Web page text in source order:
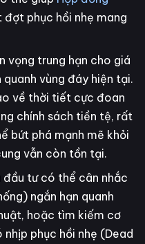
đợt phục hồi nhẹ mang
vọng trung hạn cho giá
vùng đáy hiện tại.
về thời tiết cực đoan
chính sách tiền tệ, rất
bứt phá mạnh mẽ khỏi
vẫn còn tồn tại.
đầu tư có thể cân nhắc
ngắn hạn quanh
hoặc tìm kiếm cơ
phục hồi nhẹ (Dead